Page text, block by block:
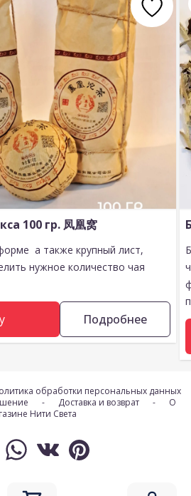
100 гр. 凤凰窝
Подробнее
а также крупный лист,
нужное количество чая
обработки персональных данных
- Доставка и возврат -
О
Нити Света